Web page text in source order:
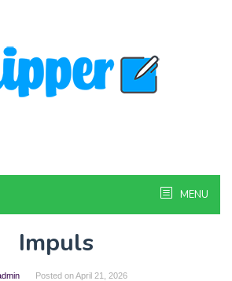
MENU
Impuls
Posted onApril 21, 2026